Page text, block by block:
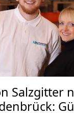
Salzgitter